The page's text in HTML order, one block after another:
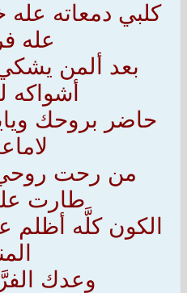
كلبي دمعاته
عله
بعد ألمن
حاضر بروحك
من رحت
طارت
الكون كلَّه أظلم
وعدك